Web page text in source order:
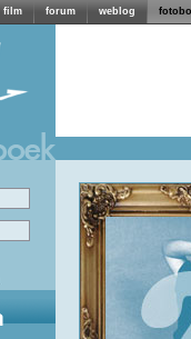
film forum weblog